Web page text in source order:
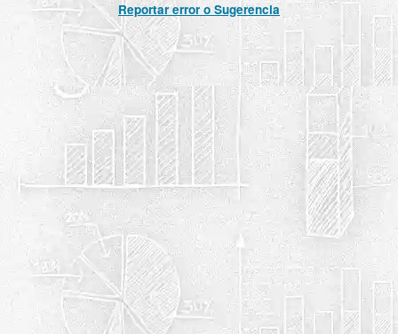
Reportar error o Sugerencia